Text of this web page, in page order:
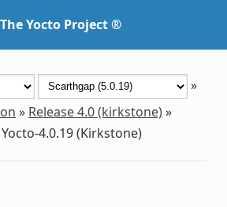
The Yocto Project ®
»
» Release 4.0 (kirkstone)»
4.0.19 (Kirkstone)